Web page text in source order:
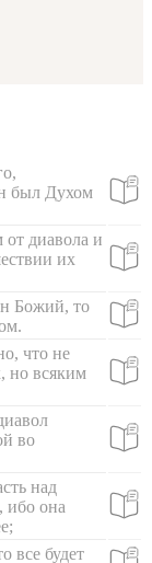
был Духом
диавола и
их
Божий, то
что не
но всяким
во
над
ибо она
все будет